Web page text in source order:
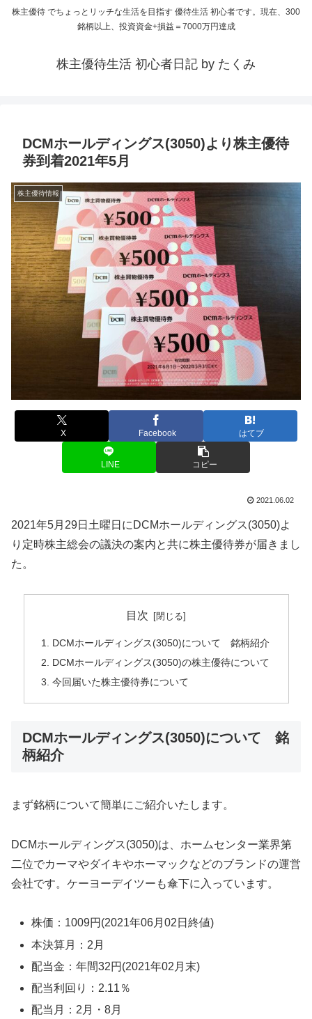
株主優待 でちょっとリッチな生活を目指す 優待生活 初心者です。現在、300
銘柄以上、投資資金+損益＝7000万円達成
株主優待生活 初心者日記 by たくみ
DCMホールディングス(3050)より株主優待
券到着2021年5月
株主優待情報
X Facebook はてブ
LINE コピー
2021.06.02
2021年5月29日土曜日にDCMホールディングス(3050)よ
り定時株主総会の議決の案内と共に株主優待券が届きまし
た。
目次
DCMホールディングス(3050)について 銘柄紹介
DCMホールディングス(3050)の株主優待について
今回届いた株主優待券について
DCMホールディングス(3050)について 銘
柄紹介
まず銘柄について簡単にご紹介いたします。
DCMホールディングス(3050)は、ホームセンター業界第
二位でカーマやダイキやホーマックなどのブランドの運営
会社です。ケーヨーデイツーも傘下に入っています。
株価：1009円(2021年06月02日終値)
本決算月：2月
配当金：年間32円(2021年02月末)
配当利回り：2.11％
配当月：2月・8月